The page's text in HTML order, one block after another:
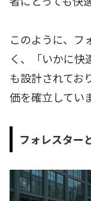
このように、フ
く、「いかに快
も設計されてお
価を確立してい
フォレスター